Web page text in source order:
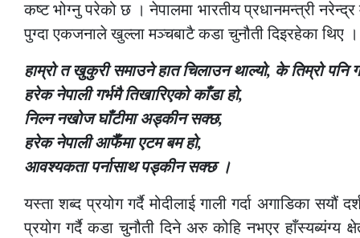
कष्ट भोग्नु परेको छ । नेपालमा भारतीय प्रधानमन्त्री
पुग्दा एकजनाले खुल्ला मञ्चबाटै कडा चुनौती दिइरहेका थिए ।
हाम्रो त खुकुरी समाउने हात चिलाउन थाल्यो, के तिम्रो पनि
हरेक नेपाली गर्भमै तिखारिएको काँडा हो,
निल्न नखोज घाँटीमा अड्कीन सक्छ,
हरेक नेपाली आफैँमा एटम बम हो,
आवश्यकता पर्नासाथ पड्कीन सक्छ ।
यस्ता शब्द प्रयोग गर्दै मोदीलाई गाली गर्दा अगाडिका सयौं
प्रयोग गर्दै कडा चुनौती दिने अरु कोहि नभएर हाँस्यब्यंग्य